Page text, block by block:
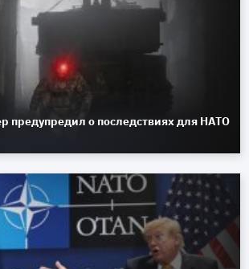
предупредил о последствиях для НАТО